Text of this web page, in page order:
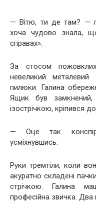
— Вітю, ти де там? —
хоча чудово знала,
справах».
За стосом
невеликий
пилюки. Галина
Ящик був
ізострічкою, кріпився
— Оце так
усміхнувшись.
Руки тремтіли, коли
акуратно складені
стрічкою. Галина
професійна звичка. Два